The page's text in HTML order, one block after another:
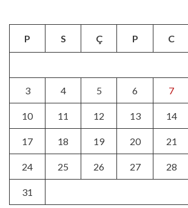
P S Ç P C
3 4 5 6 7
10 11 12 13 14
17 18 19 20 21
24 25 26 27 28
31